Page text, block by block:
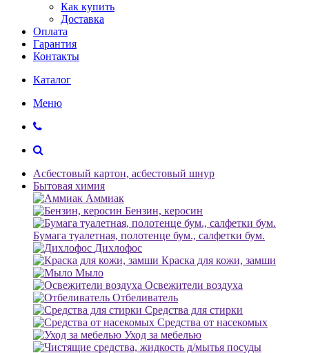
Как купить
Доставка
Оплата
Гарантия
Контакты
Каталог
Меню
Асбестовый картон, асбестовый шнур
Бытовая химия
Аммиак
Бензин, керосин
Бумага туалетная, полотенце бум., салфетки бум.
Дихлофос
Краска для кожи, замши
Мыло
Освежители воздуха
Отбеливатель
Средства для стирки
Средства от насекомых
Уход за мебелью